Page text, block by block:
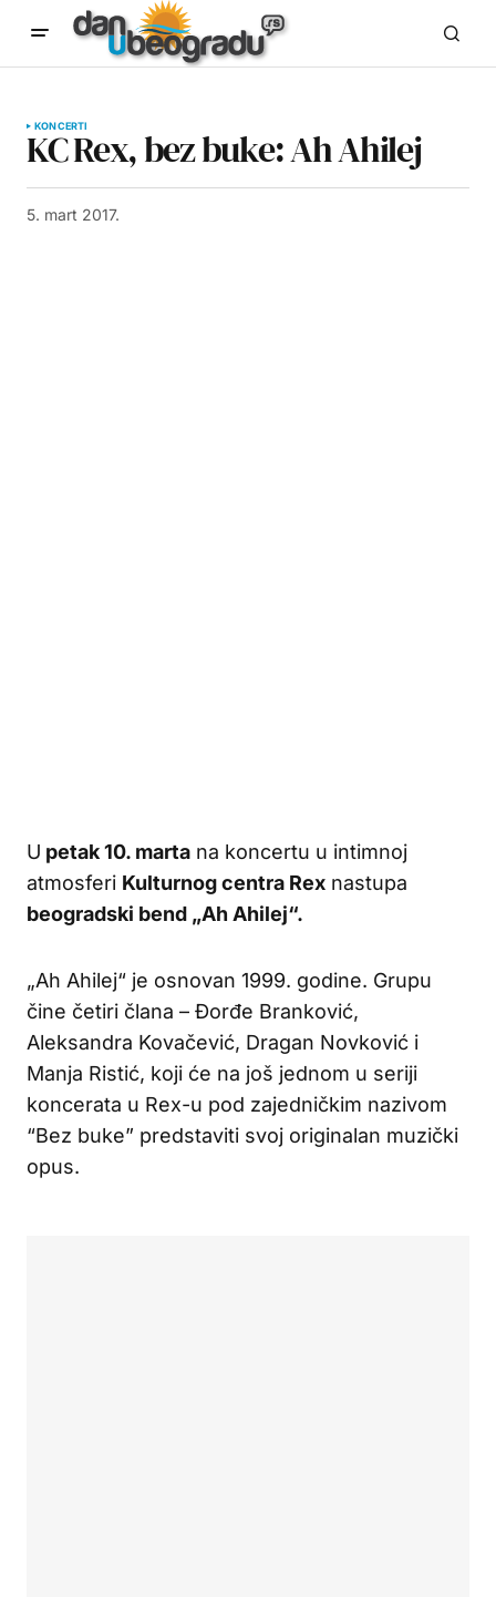
KONCERTI
KC Rex, bez buke: Ah Ahilej
5. mart 2017.
U petak 10. marta na koncertu u intimnoj
atmosferi Kulturnog centra Rex nastupa
beogradski bend „Ah Ahilej“.
„Ah Ahilej“ je osnovan 1999. godine. Grupu
čine četiri člana – Đorđe Branković,
Aleksandra Kovačević, Dragan Novković i
Manja Ristić, koji će na još jednom u seriji
koncerata u Rex-u pod zajedničkim nazivom
“Bez buke” predstaviti svoj originalan muzički
opus.